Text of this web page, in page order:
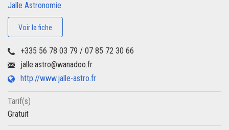
Jalle Astronomie
Voir la fiche
+335 56 78 03 79 / 07 85 72 30 66
jalle.astro@wanadoo.fr
http://www.jalle-astro.fr
Tarif(s)
Gratuit